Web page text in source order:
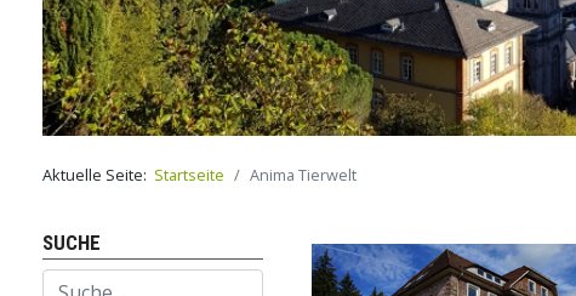
Aktuelle Seite: Startseite Anima Tierwelt
SUCHE
Suchen